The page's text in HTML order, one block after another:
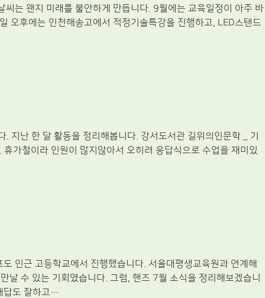
는 왠지 미래를 불안하게 만듭니다. 9월에는 교육일정이 아주 바
오후에는 인천해송고에서 적정기술특강을 진행하고, LED스탠드
지난 한 달 활동을 정리해봅니다. 강서도서관 길위의인문학 _ 기
가철이라 인원이 많지않아서 오히려 응답식으로 수업을 재미있
인근 고등학교에서 진행했습니다. 서울대평생교육원과 연계해
날 수 있는 기회였습니다. 그럼, 핸즈 7월 소식을 정리해보겠습니
답도 잘하고…